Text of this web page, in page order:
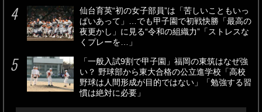
仙台育英“初の女子部員”は「苦しいこともいっ
ぱいあって」…でも甲子園で初戦快勝「最高の
夜更かし」に見る“令和の組織力”「ストレスな
くプレーを…」
「一般入試9割で甲子園」福岡の東筑はなぜ強
い？ 野球部から東大合格の公立進学校「高校
野球は人間形成が目的ではない」「勉強する習
慣は絶対に必要」